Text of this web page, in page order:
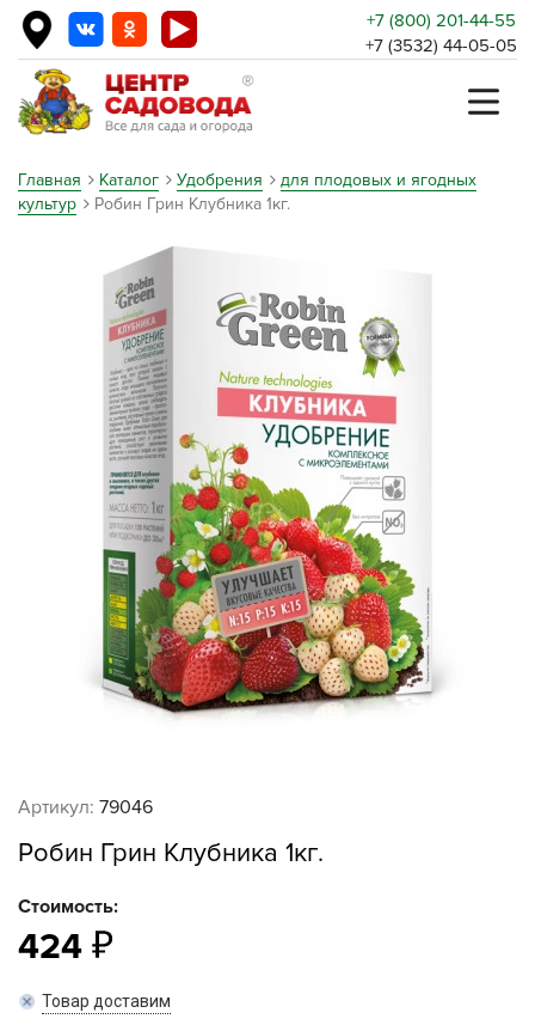
+7 (800) 201-44-55
+7 (3532) 44-05-05
Главная Каталог Удобрения
для плодовых и ягодных
культур
Робин Грин Клубника 1кг.
Артикул: 79046
Робин Грин Клубника 1кг.
Стоимость:
424
Товар доставим